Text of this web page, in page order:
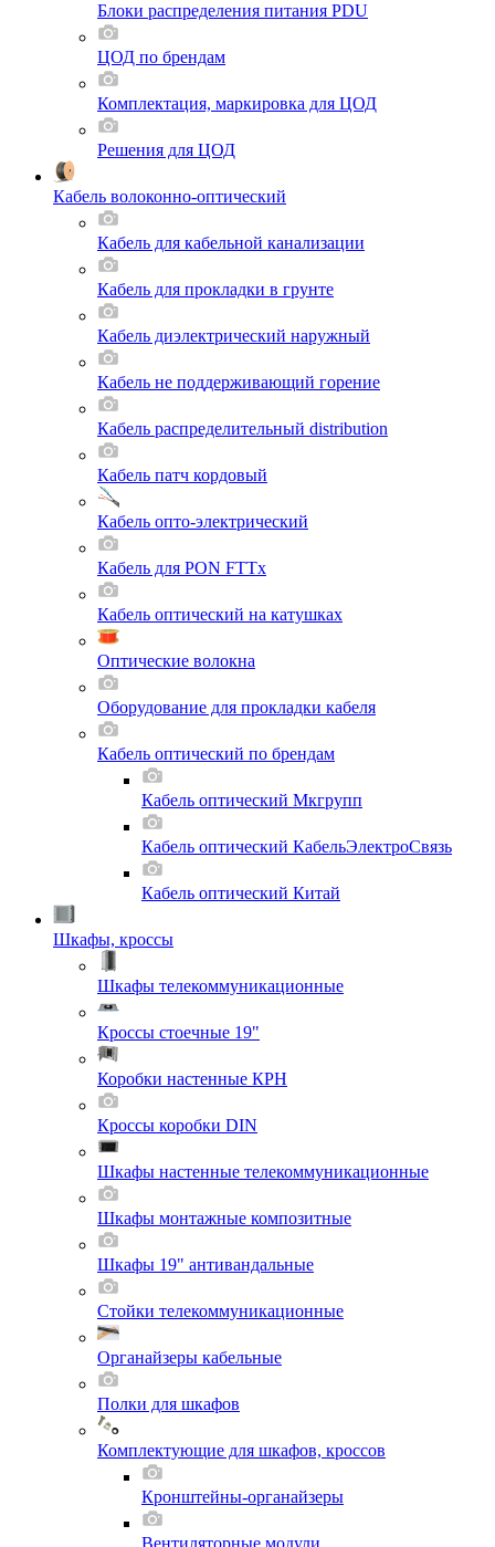
Блоки распределения питания PDU
ЦОД по брендам
Комплектация, маркировка для ЦОД
Решения для ЦОД
Кабель волоконно-оптический
Кабель для кабельной канализации
Кабель для прокладки в грунте
Кабель диэлектрический наружный
Кабель не поддерживающий горение
Кабель распределительный distribution
Кабель патч кордовый
Кабель опто-электрический
Кабель для PON FTTx
Кабель оптический на катушках
Оптические волокна
Оборудование для прокладки кабеля
Кабель оптический по брендам
Кабель оптический Мкгрупп
Кабель оптический КабельЭлектроСвязь
Кабель оптический Китай
Шкафы, кроссы
Шкафы телекоммуникационные
Кроссы стоечные 19"
Коробки настенные КРН
Кроссы коробки DIN
Шкафы настенные телекоммуникационные
Шкафы монтажные композитные
Шкафы 19" антивандальные
Стойки телекоммуникационные
Органайзеры кабельные
Полки для шкафов
Комплектующие для шкафов, кроссов
Кронштейны-органайзеры
Вентиляторные модули